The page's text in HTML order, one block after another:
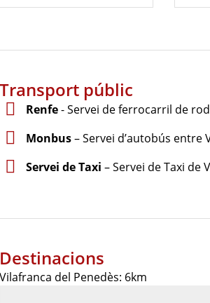
Transport públic
Renfe- Servei de ferrocarril de
Monbus– Servei d’autobús entre
Servei de Taxi – Servei de Taxi de
Destinacions
Vilafranca del Penedès: 6km